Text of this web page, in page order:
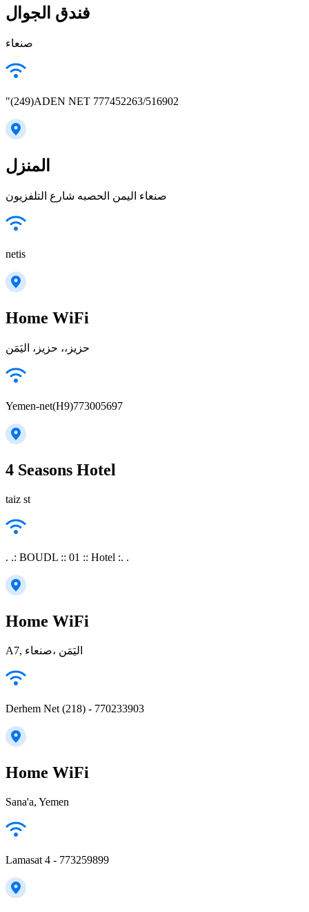
فندق الجوال
"(249)ADEN NET 777452263/516902
المنزل
صنعاء اليمن الحصبه شارع التلفزيون
netis
Home WiFi
حزيز،، حزيز، اليَمَن
Yemen-net(H9)773005697
4 Seasons Hotel
taiz st
. .: BOUDL :: 01 :: Hotel :. .
Home WiFi
A7, صنعاء‎، اليَمَن
Derhem Net (218) - 770233903
Home WiFi
Sana'a, Yemen
Lamasat 4 - 773259899